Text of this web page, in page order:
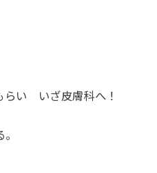
らい いざ皮膚科へ！